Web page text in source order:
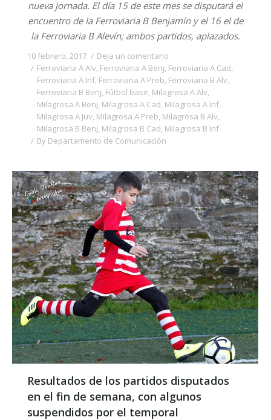
nueva jornada. El día 15 de este mes se disputará el
encuentro de la Ferroviaria B Benjamín y el 16 el de
la Ferroviaria B Alevín; ambos partidos, aplazados.
10 febrero, 2017
Deja un comentario
Ferroviaria A Alv Ferroviaria A Benj Ferroviaria A Cad
Ferroviaria A Inf Ferroviaria A Preb Ferroviaria B Alv
Ferroviaria B Benj Fútbol base Milagrosa A Alv
Milagrosa A Benj Milagrosa A Cad Milagrosa A Inf
Milagrosa A Juv Milagrosa A Preb Milagrosa B Alv
Milagrosa B Benj Milagrosa B Cad Milagrosa B Inf
By Departamento de Comunicación
Resultados de los partidos disputados
en el fin de semana, con algunos
suspendidos por el temporal